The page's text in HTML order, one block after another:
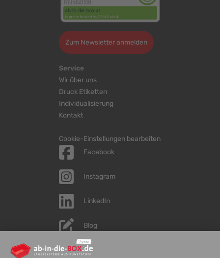
Zum Newsletter anmelden
Service
Wir über uns
Druck Etiketten
Individualisierung
Kontakt
Cookie-Einstellungen bearbeiten
Facebook
Instagram
LinkedIn
Blog
YouTube